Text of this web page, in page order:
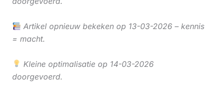
Artikel opnieuw bekeken op 13-03-2026 – kennis
= macht.
Kleine optimalisatie op 14-03-2026
doorgevoerd.